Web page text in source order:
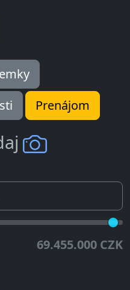
Prenájom
69.455.000 CZK